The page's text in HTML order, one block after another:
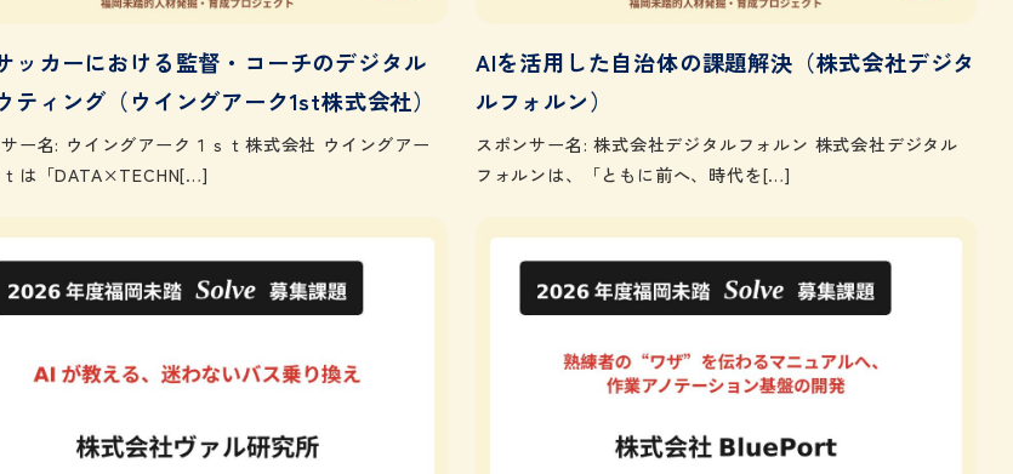
ッカーにおける監督・コーチのデジタル
ティング（ウイングアーク1st株式会社）
ー名: ウイングアーク１ｓｔ株式会社 ウイングアー
ｔは「DATA×TECHN[…]
AIを活用した自治体の課題解決（株式会社デジタ
ルフォルン）
スポンサー名: 株式会社デジタルフォルン 株式会社デジタル
フォルンは、「ともに前へ、時代を[…]